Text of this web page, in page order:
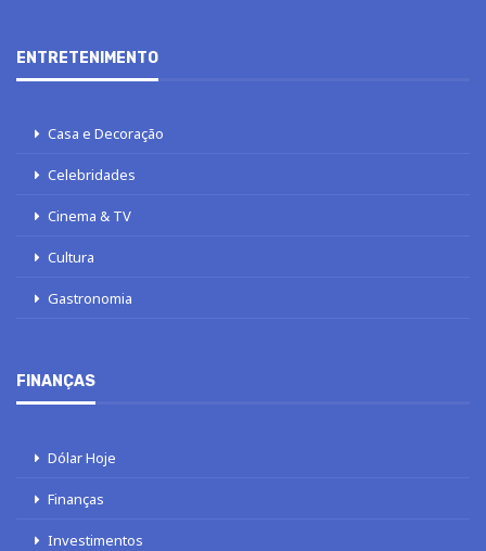
ENTRETENIMENTO
Casa e Decoração
Celebridades
Cinema & TV
Cultura
Gastronomia
FINANÇAS
Dólar Hoje
Finanças
Investimentos